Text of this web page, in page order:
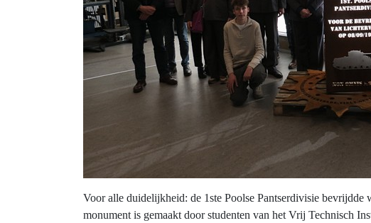
Voor alle duidelijkheid: de 1ste Poolse Pantserdivisie
monument is gemaakt door studenten van het Vrij Technisch